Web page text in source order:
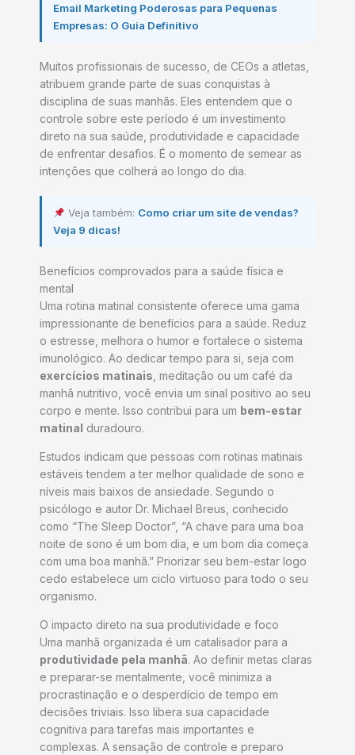
Email Marketing Poderosas para Pequenas
Empresas: O Guia Definitivo
Muitos profissionais de sucesso, de CEOs a atletas,
atribuem grande parte de suas conquistas à
disciplina de suas manhãs. Eles entendem que o
controle sobre este período é um investimento
direto na sua saúde, produtividade e capacidade
de enfrentar desafios. É o momento de semear as
intenções que colherá ao longo do dia.
Veja também: Como criar um site de vendas?
Veja 9 dicas!
Benefícios comprovados para a saúde física e
mental
Uma rotina matinal consistente oferece uma gama
impressionante de benefícios para a saúde. Reduz
o estresse, melhora o humor e fortalece o sistema
imunológico. Ao dedicar tempo para si, seja com
exercícios matinais, meditação ou um café da
manhã nutritivo, você envia um sinal positivo ao seu
corpo e mente. Isso contribui para um bem-estar
matinal duradouro.
Estudos indicam que pessoas com rotinas matinais
estáveis tendem a ter melhor qualidade de sono e
níveis mais baixos de ansiedade. Segundo o
psicólogo e autor Dr. Michael Breus, conhecido
como “The Sleep Doctor”, “A chave para uma boa
noite de sono é um bom dia, e um bom dia começa
com uma boa manhã.” Priorizar seu bem-estar logo
cedo estabelece um ciclo virtuoso para todo o seu
organismo.
O impacto direto na sua produtividade e foco
Uma manhã organizada é um catalisador para a
produtividade pela manhã. Ao definir metas claras
e preparar-se mentalmente, você minimiza a
procrastinação e o desperdício de tempo em
decisões triviais. Isso libera sua capacidade
cognitiva para tarefas mais importantes e
complexas. A sensação de controle e preparo